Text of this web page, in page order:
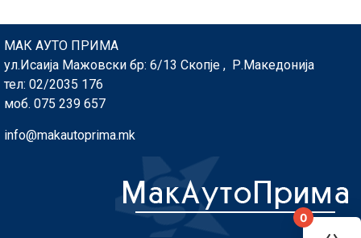
МАК АУТО ПРИМА
ул.Исаија Мажовски бр: 6/13 Скопје , Р.Македонија
тел: 02/2035 176
моб. 075 239 657
info@makautoprima.mk
0